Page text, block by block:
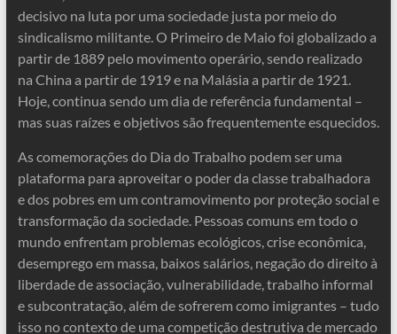
decisivo na luta por uma sociedade justa por meio do
sindicalismo militante. O Primeiro de Maio foi globalizado a
partir de 1889 pelo movimento operário, sendo realizado
na China a partir de 1919 e na Malásia a partir de 1921.
Hoje, continua sendo um dia de referência fundamental –
mas suas raízes e objetivos são frequentemente esquecidos.
As comemorações do Dia do Trabalho podem ser uma
plataforma para aproveitar o poder da classe trabalhadora
e dos pobres em um contramovimento por proteção social e
transformação da sociedade. Pessoas comuns em todo o
mundo enfrentam problemas ecológicos, crise econômica,
desemprego em massa, baixos salários, negação do direito à
liberdade de associação, vulnerabilidade, trabalho informal
e subcontratação, além de sofrerem como imigrantes – tudo
isso no contexto de uma competição destrutiva de mercado